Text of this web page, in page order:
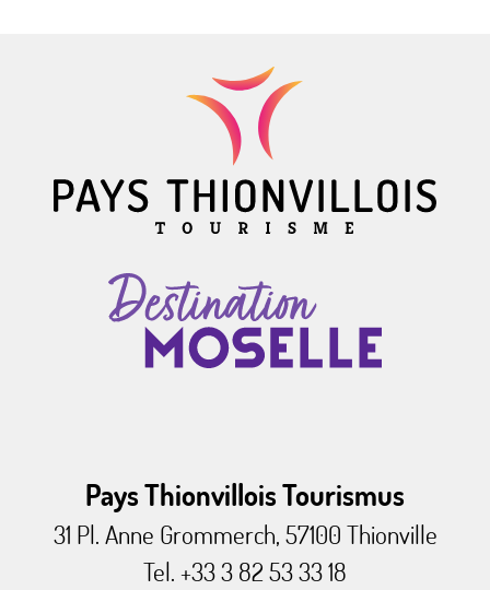
Pays Thionvillois Tourismus
31 Pl. Anne Grommerch, 57100 Thionville
Tel. +33 3 82 53 33 18